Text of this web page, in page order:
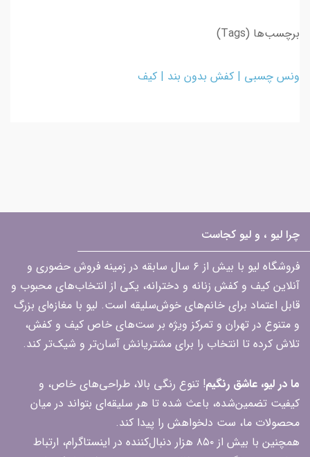
برچسب‌ها (Tags)
ونس چسبی | کفش بدون بند | کیف
چرا لیو ، و لیو کجاست
فروشگاه لیو با بیش از ۶ سال سابقه در زمینه فروش حضوری و
آنلاین کیف و کفش زنانه و دخترانه، یکی از انتخاب‌های محبوب و
قابل اعتماد برای خانم‌های خوش‌سلیقه است. لیو با مغازه‌ای بزرگ
و متنوع در تهران و تمرکز ویژه بر ست‌های خاص کیف و کفش،
تلاش کرده تا انتخاب را برای مشتریانش آسان‌تر و شیک‌تر کند.
ما در لیو، عاشق رنگیم! تنوع رنگی بالا، طراحی‌های خاص، و
کیفیت تضمین‌شده، باعث شده تا هر سلیقه‌ای بتواند در میان
محصولات ما، ست دلخواهش را پیدا کند.
همچنین با بیش از ۸۵۰ هزار دنبال‌کننده در اینستاگرام، ارتباط